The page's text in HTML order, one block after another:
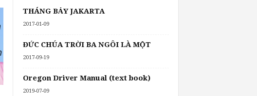
THÁNG BẢY JAKARTA
2017-01-09
ĐỨC CHÚA TRỜI BA NGÔI LÀ MỘT
2017-09-19
Oregon Driver Manual (text book)
2019-07-09